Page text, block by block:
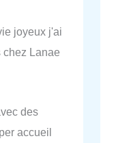
joyeux j'ai
chez Lanae
des
accueil